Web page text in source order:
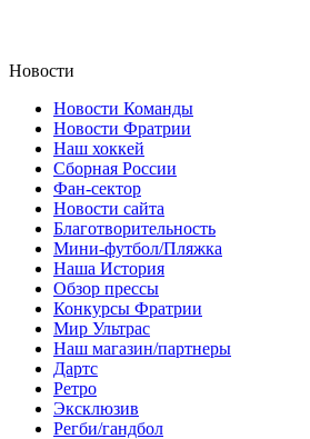
Новости
Новости Команды
Новости Фратрии
Наш хоккей
Сборная России
Фан-cектор
Новости сайта
Благотворительность
Мини-футбол/Пляжка
Наша История
Обзор прессы
Конкурсы Фратрии
Мир Ультрас
Наш магазин/партнеры
Дартс
Ретро
Эксклюзив
Регби/гандбол